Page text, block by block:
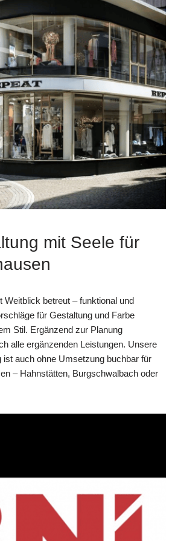
mit Seele für
Weitblick betreut – funktional und
für Gestaltung und Farbe
Stil. Ergänzend zur Planung
alle ergänzenden Leistungen. Unsere
ist auch ohne Umsetzung buchbar für
– Hahnstätten, Burgschwalbach oder